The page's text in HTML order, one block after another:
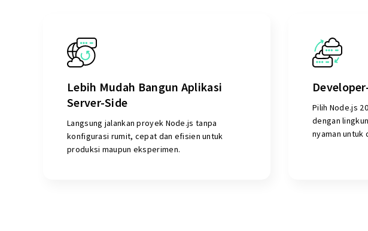
Lebih Mudah Bangun Aplikasi
Server-Side
Langsung jalankan proyek Node.js tanpa
konfigurasi rumit, cepat dan efisien untuk
produksi maupun eksperimen.
Pilih Node.js
dengan
nyaman untuk